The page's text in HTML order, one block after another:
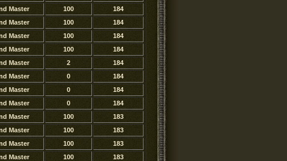
Master 100
184
Master 100
184
Master 100
184
Master 100
184
Master 2
184
Master 0
184
Master 0
184
Master 0
184
Master 100
183
Master 100
183
Master 100
183
Master 100
183